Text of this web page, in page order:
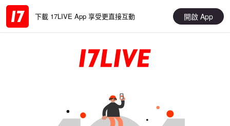
下載 17LIVE App 享受更直接互動 開啟 App